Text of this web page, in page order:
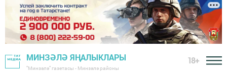
МИНЗӘЛӘ ЯҢАЛЫКЛАРЫ
"Минзәлә" газетасы - Минзәлә районы
18+